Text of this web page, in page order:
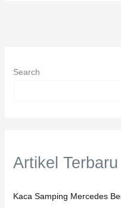
Search
Artikel Terbaru
Kaca Samping Mercedes